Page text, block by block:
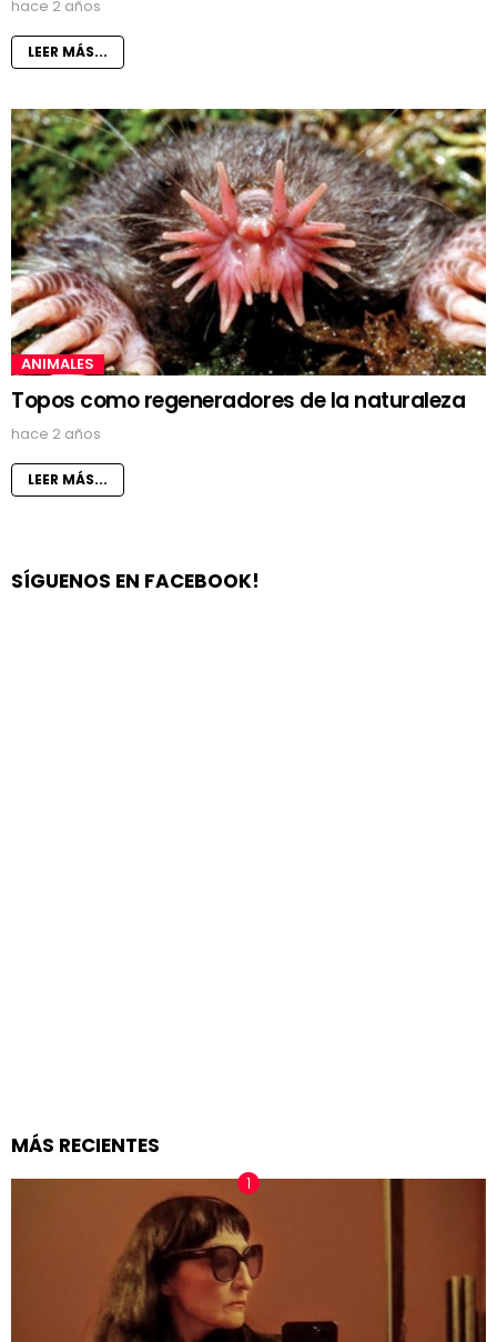
hace 2 años
LEER MÁS...
ANIMALES
Topos como regeneradores de la naturaleza
hace 2 años
LEER MÁS...
SÍGUENOS EN FACEBOOK!
MÁS RECIENTES